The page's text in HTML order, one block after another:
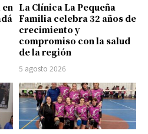
La Clínica La Pequeña
Familia celebra 32 años de
crecimiento y
compromiso con la salud
de la región
5 agosto 2026